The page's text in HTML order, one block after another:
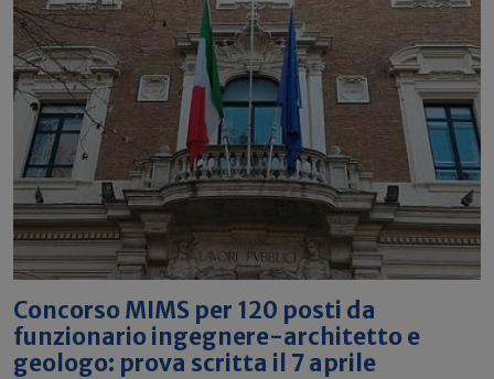
Concorso MIMS per 120 posti da
funzionario ingegnere-architetto e
geologo: prova scritta il 7 aprile